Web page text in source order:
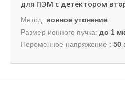
для ПЭМ с детектором
Метод: ионное утонение
Размер ионного пучка: до 1
Переменное напряжение : 50